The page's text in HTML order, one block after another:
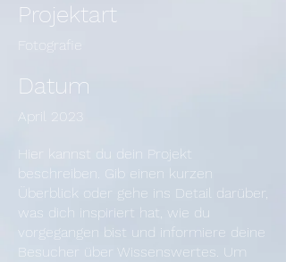
Projektart
Fotografie
Datum
April 2023
Hier kannst du dein Projekt
beschreiben. Gib einen kurzen
Überblick oder gehe ins Detail darüber,
was dich inspiriert hat, wie du
vorgegangen bist und informiere deine
Besucher über Wissenswertes. Um